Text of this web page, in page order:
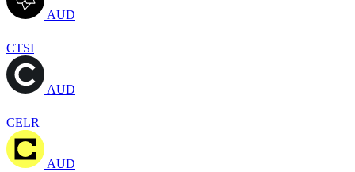
AUD
CTSI
AUD
CELR
AUD